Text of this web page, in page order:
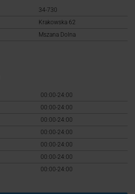
Rejestracja
34-730
Krakowska 62
Mszana Dolna
00:00-24:00
00:00-24:00
00:00-24:00
00:00-24:00
00:00-24:00
00:00-24:00
00:00-24:00